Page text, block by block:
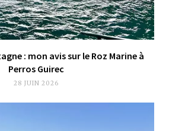
: mon avis sur le Roz Marine à
Perros Guirec
28 JUIN 2026